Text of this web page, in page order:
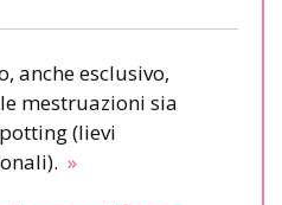
anche esclusivo,
mestruazioni sia
(lievi
»